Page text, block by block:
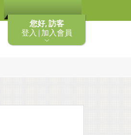
您好, 訪客
登入 | 加入會員